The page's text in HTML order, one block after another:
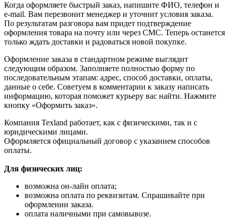
Когда оформляете быстрый заказ, напишите ФИО, телефон и
e-mail. Вам перезвонит менеджер и уточнит условия заказа.
По результатам разговора вам придет подтверждение
оформления товара на почту или через СМС. Теперь останется
только ждать доставки и радоваться новой покупке.
Оформление заказа в стандартном режиме выглядит
следующим образом. Заполняете полностью форму по
последовательным этапам: адрес, способ доставки, оплаты,
данные о себе. Советуем в комментарии к заказу написать
информацию, которая поможет курьеру вас найти. Нажмите
кнопку «Оформить заказ».
Компания Texland работает, как с физическими, так и с
юридическими лицами.
Оформляется официальный договор с указанием способов
оплаты.
Для физических лиц:
возможна он-лайн оплата;
возможна оплата по реквизитам. Спрашивайте при
оформлении заказа.
оплата наличными при самовывозе.